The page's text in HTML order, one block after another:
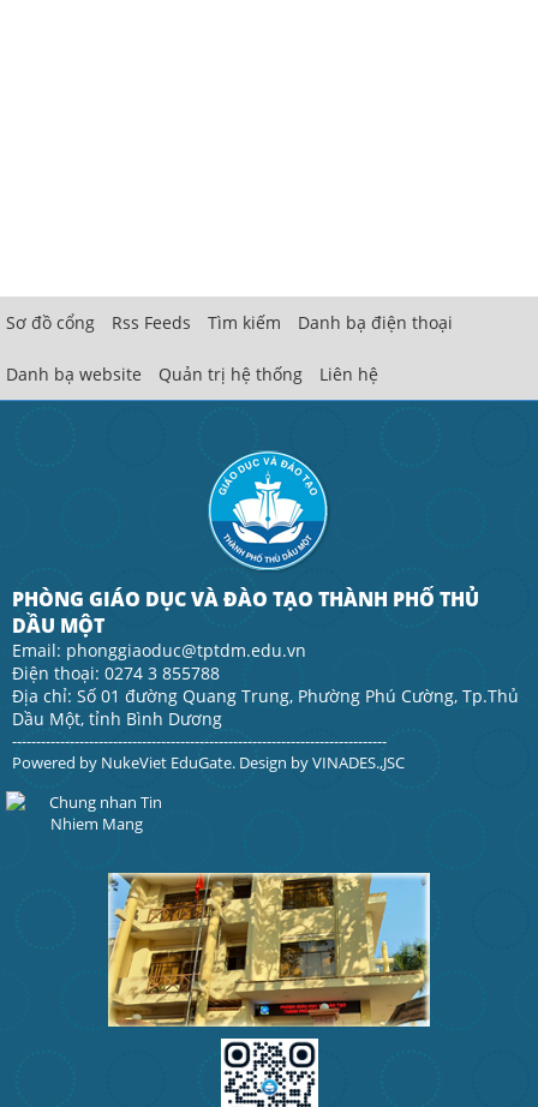
Sơ đồ cổng Rss Feeds Tìm kiếm Danh bạ điện thoại
Danh bạ website Quản trị hệ thống Liên hệ
PHÒNG GIÁO DỤC VÀ ĐÀO TẠO THÀNH PHỐ THỦ
DẦU MỘT
Email: phonggiaoduc@tptdm.edu.vn
Điện thoại: 0274 3 855788
Địa chỉ: Số 01 đường Quang Trung, Phường Phú Cường, Tp.Thủ
Dầu Một, tỉnh Bình Dương
------------------------------------------------------------------------------
Powered by NukeViet EduGate. Design byVINADES.,JSC